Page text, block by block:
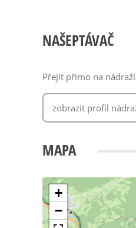
NAŠEPTÁVAČ
Přejít přímo na nádraží
MAPA
+
−